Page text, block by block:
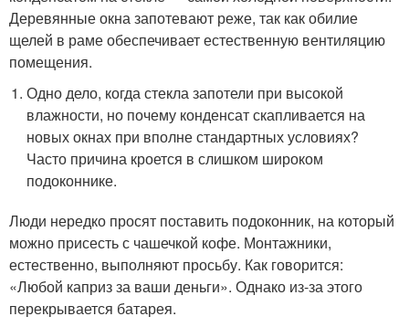
Деревянные окна запотевают реже, так как обилие
щелей в раме обеспечивает естественную вентиляцию
помещения.
Одно дело, когда стекла запотели при высокой
влажности, но почему конденсат скапливается на
новых окнах при вполне стандартных условиях?
Часто причина кроется в слишком широком
подоконнике.
Люди нередко просят поставить подоконник, на который
можно присесть с чашечкой кофе. Монтажники,
естественно, выполняют просьбу. Как говорится:
«Любой каприз за ваши деньги». Однако из-за этого
перекрывается батарея.